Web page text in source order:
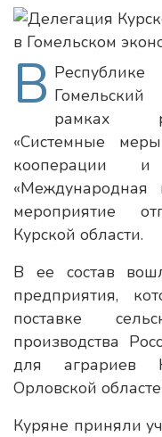
В рамках
«Системные
кооперации и
«Международная
мероприятие
Курской области.
В ее состав
предприятия,
поставке
производства
для аграриев
Орловской
Куряне приняли